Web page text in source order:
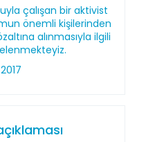
çalışan bir aktivist
önemli kişilerinden
alınmasıyla ilgili